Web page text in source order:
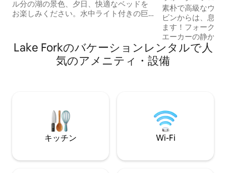
ル分の湖の景色、夕日、快適なベッドを
お楽しみください。水中ライト付きの巨
くでレンタルしてください。公共の船着
き場がすぐ近くにあります。釣りに興味
がありませんか？カヤック、ホットタ
い。フォーク湖ゴルフ場はわずか0.5マイ
ルの距離にあり、楽しさ、快適さ、そし
て永続的な思い出のための完璧な家族向
けの休暇地です！
ライベートランプ
素朴で高級なウォ
ビンからは、息
ます！フォーク
エーカーの静かな
い。オープンプラ
ング・キッチンを
地内にボートラン
外の暖炉、ボート
の歩道、花崗岩の
テンレス製の家電
冷蔵庫、カーポート
だけます。
Lake Forkのバケーションレンタルで人
気のアメニティ・設備
キッチン Wi-Fi